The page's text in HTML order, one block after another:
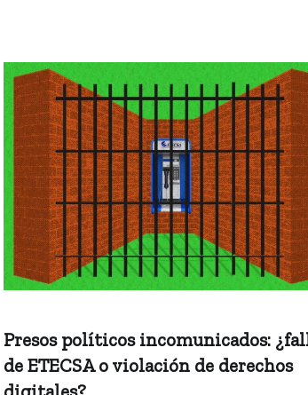
Presos políticos incomunicados:
de ETECSA o violación de derechos